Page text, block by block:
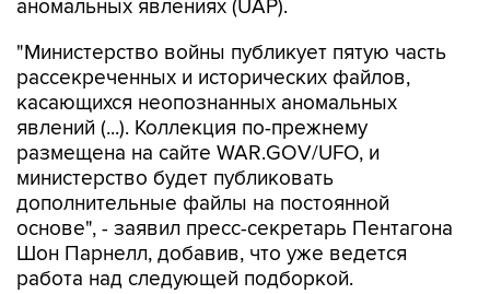
аномальных явлениях (UAP).
"Министерство войны публикует пятую часть
рассекреченных и исторических файлов,
касающихся неопознанных аномальных
явлений (...). Коллекция по-прежнему
размещена на сайте WAR.GOV/UFO, и
министерство будет публиковать
дополнительные файлы на постоянной
основе", - заявил пресс-секретарь Пентагона
Шон Парнелл, добавив, что уже ведется
работа над следующей подборкой.